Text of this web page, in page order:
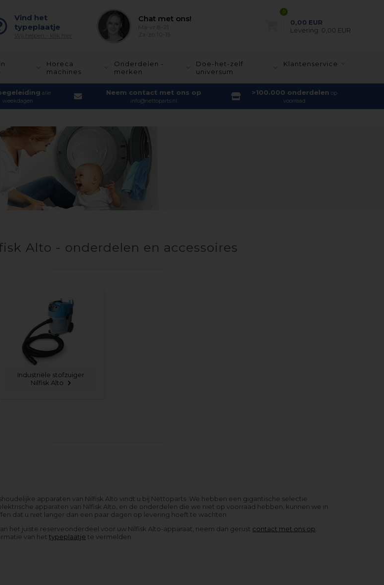
Vind het
typeplaatje
Chat met ons!
0
0,00 EUR
Levering: 0,00 EUR
Horeca
machines
Onderdelen -
merken
Doe-het-zelf
universum
Klantenservice
alle
weekdagen
Neem contact met ons op
info@nettoparts.nl
>100.000 onderdelen op
voorraad
Alto - onderdelen en accessoires
Industriële stofzuiger
Nilfisk Alto
apparaten van Nilfisk Alto vindt u bij Nettoparts. We hebben een gigantische selectie
apparaten van Nilfisk Alto, en de onderdelen die we niet op voorraad hebben, kunnen we in
dat u niet langer dan een paar dagen op levering hoeft te wachten.
het juiste reserveonderdeel voor uw Nilfisk Alto-apparaat, neem dan gerust contact met ons op
van hettypeplaatje te vermelden.